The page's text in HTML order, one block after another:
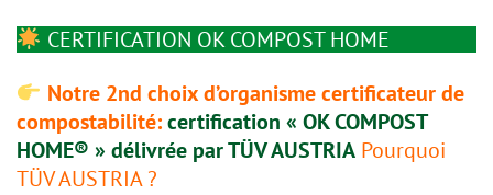
CERTIFICATION OK COMPOST HOME
Notre 2nd choix d’organisme certificateur de
compostabilité:certification « OK COMPOST
HOME® » délivrée par TÜV AUSTRIA Pourquoi
TÜV AUSTRIA ?